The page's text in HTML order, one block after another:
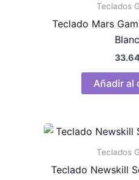
Teclados
Teclado Mars
33.64
Añadir al
Teclados
Teclado Newskill